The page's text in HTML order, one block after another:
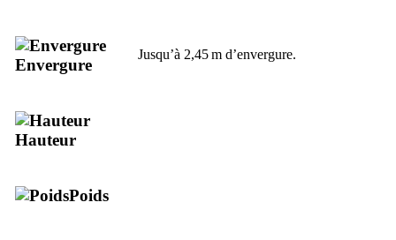
Envergure
Jusqu’à 2,45 m d’envergure.
Hauteur
Poids